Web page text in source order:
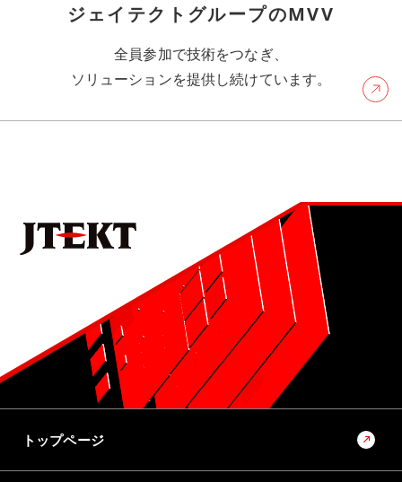
ジェイテクトグループのMVV
全員参加で技術をつなぎ、
ソリューションを提供し続けています。
トップページ